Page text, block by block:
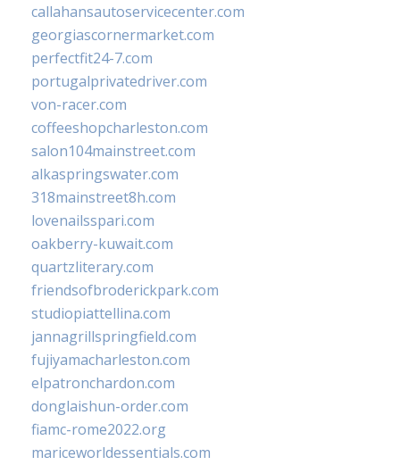
callahansautoservicecenter.com
georgiascornermarket.com
perfectfit24-7.com
portugalprivatedriver.com
von-racer.com
coffeeshopcharleston.com
salon104mainstreet.com
alkaspringswater.com
318mainstreet8h.com
lovenailsspari.com
oakberry-kuwait.com
quartzliterary.com
friendsofbroderickpark.com
studiopiattellina.com
jannagrillspringfield.com
fujiyamacharleston.com
elpatronchardon.com
donglaishun-order.com
fiamc-rome2022.org
mariceworldessentials.com